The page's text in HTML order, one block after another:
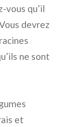
vous qu’il
devrez
ne sont
et